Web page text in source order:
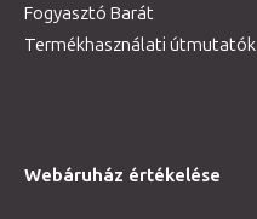
Fogyasztó Barát
Termékhasználati útmutatók
Webáruház értékelése